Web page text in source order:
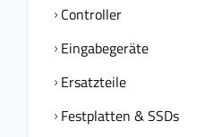
Controller
Eingabegeräte
Ersatzteile
Festplatten & SSDs